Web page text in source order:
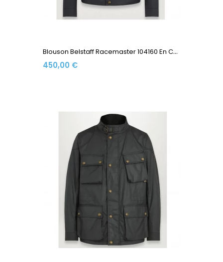
B
Louson Belstaff Racemaster 104160 En Coton Ciré 170 Gr...
450,00 €